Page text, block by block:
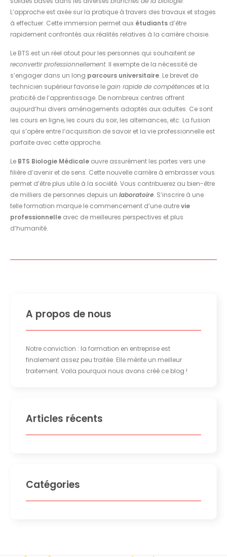
L’approche est axée sur la pratique à travers des travaux et stages
à effectuer. Cette immersion permet aux étudiants d’être
rapidement confrontés aux réalités relatives à la carrière choisie.
Le BTS est un réel atout pour les personnes qui souhaitentse
reconvertir professionnellement. Il exempte de la nécessité de
s’engager dans un long parcours universitaire. Le brevet de
technicien supérieur favorise legain rapide de compétences et la
praticité de l’apprentissage. De nombreux centres offrent
aujourd’hui divers aménagements adaptés aux adultes. Ce sont
les cours en ligne, les cours du soir, les alternances, etc. La fusion
qui s’opère entre l’acquisition de savoir et la vie professionnelle est
parfaite avec cette approche.
Le BTS Biologie Médicale ouvre assurément les portes vers une
filière d’avenir et de sens. Cette nouvelle carrière à embrasser vous
permet d’être plus utile à la société. Vous contribuerez au bien-être
de milliers de personnes depuis un laboratoire. S’inscrire à une
telle formation marque le commencement d’une autrevie
professionnelle avec de meilleures perspectives et plus
d’humanité.
A propos de nous
Notre conviction : la formation en entreprise est
finalement assez peu traitée. Elle mérite un meilleur
traitement. Voila pourquoi nous avons créé ce blog !
Articles récents
Catégories